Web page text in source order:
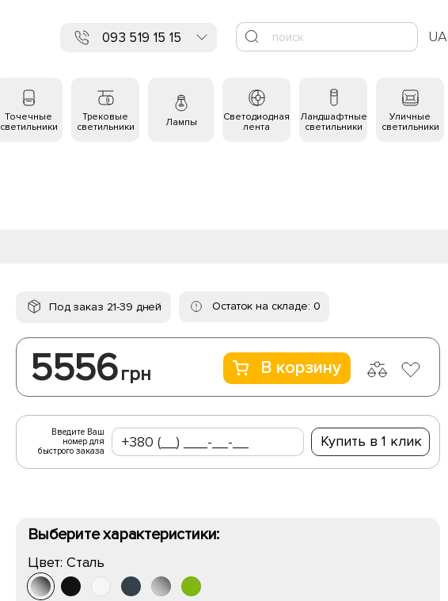
093 519 15 15 UA
Точечные
светильники
Трековые
светильники
Лампы
Светодиодная
лента
Ландшафтные
светильники
Уличные
светильники
Под заказ 21-39 дней Остаток на складе: 0
5556 грн В корзину
Введите Ваш
номер для
быстрого заказа
Купить в 1 клик
Выберите характеристики:
Цвет: Сталь